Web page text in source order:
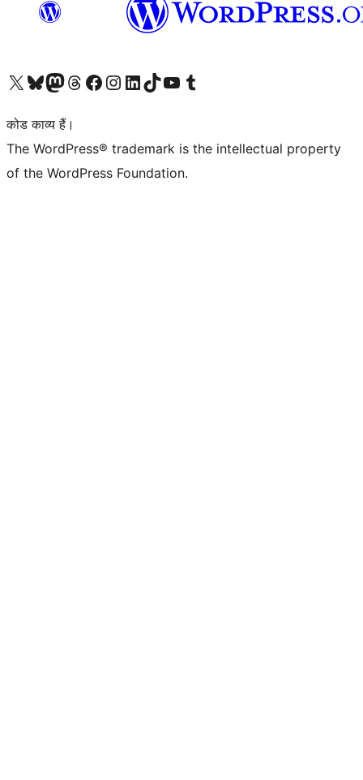
Visit our X (formerly Twitter) account
हमारे बलुस्की खाते पर जाएँVisit our Mastodon account
हमारे थ्रेड्स अकाउंट पर जाएंहमारे फेसबुक पेज पर जाएँहमारे इंस्टाग्राम अकाउंट पर जाएंहमारे लिंक्डइन खाते पर जाएँहमारे टिकटॉक खाते पर जाएँहमारे यूट्यूब चैनल पर जाएंहमारे Tumblr खाते पर जाएँ
कोड काव्य हैं।
The WordPress® trademark is the intellectual property
of the WordPress Foundation.